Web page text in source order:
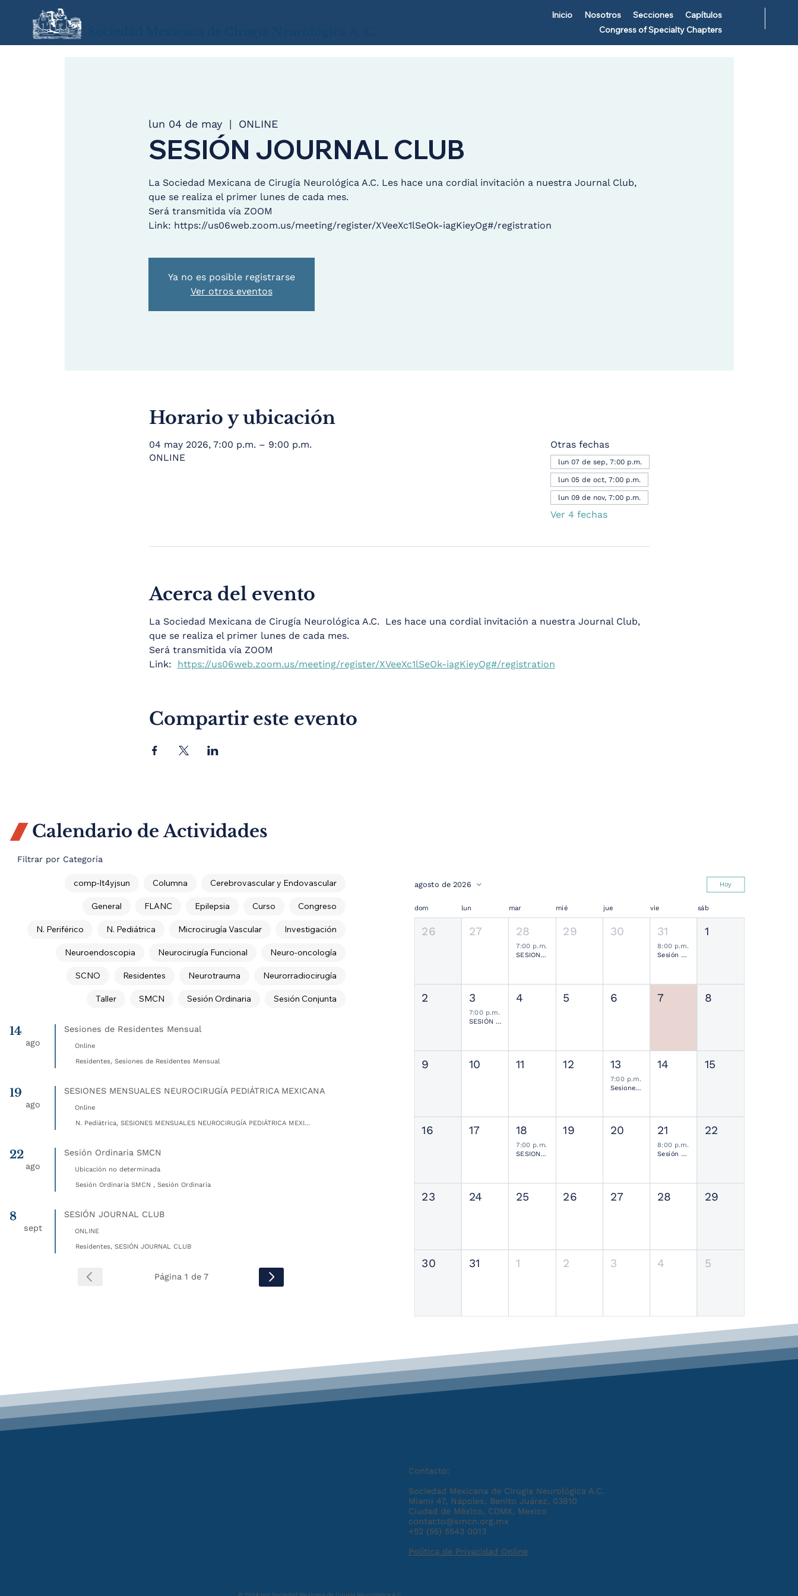
Inicio Nosotros Secciones
Capítulos
Congress of Specialty Chapters
agosto de 2026 Hoy
dom lun mar mié jue vie sáb
26 27 28
7:00 p.m.
SESIONES MENSUALES NEUROCIRUGÍA PEDIÁTRICA MEXICANA
29 30 31
8:00 p.m.
Sesión Ordinaria SMCN
1
2 3
7:00 p.m.
SESIÓN JOURNAL CLUB
4 5 6 7 8
9 10 11 12 13
7:00 p.m.
Sesiones de Residentes Mensual
14 15
16 17 18
7:00 p.m.
SESIONES MENSUALES NEUROCIRUGÍA PEDIÁTRICA MEXICANA
19 20 21
8:00 p.m.
Sesión Ordinaria SMCN
22
23 24 25 26 27 28 29
30 31 1 2 3 4 5
Filtrar por Categoría
Cerebrovascular y Endovascular
Columna
comp-lt4yjsun
Congreso
Curso
Epilepsia
FLANC
General
Investigación
Microcirugía Vascular
N. Pediátrica
N. Periférico
Neuro-oncología
Neurocirugía Funcional
Neuroendoscopia
Neurorradiocirugía
Neurotrauma
Residentes
SCNO
Sesión Conjunta
Sesión Ordinaria
SMCN
Taller
14
ago
Sesiones de Residentes Mensual
Online
Residentes, Sesiones de Residentes Mensual
19
ago
SESIONES MENSUALES NEUROCIRUGÍA PEDIÁTRICA MEXICANA
Online
N. Pediátrica, SESIONES MENSUALES NEUROCIRUGÍA PEDIÁTRICA MEXI...
22
ago
Sesión Ordinaria SMCN
Ubicación no determinada
Sesión Ordinaria SMCN , Sesión Ordinaria
8
sept
SESIÓN JOURNAL CLUB
ONLINE
Residentes, SESIÓN JOURNAL CLUB
Página 1 de 7
 Calendario de Actividades
lun 04 de may
  |
ONLINE
SESIÓN JOURNAL CLUB
La Sociedad Mexicana de Cirugía Neurológica A.C. Les hace una cordial invitación a nuestra Journal Club,
que se realiza el primer lunes de cada mes.
Será transmitida vía ZOOM
Link: https://us06web.zoom.us/meeting/register/XVeeXc1lSeOk-iagKieyOg#/registration
Ya no es posible registrarse
Ver otros eventos
Horario y ubicación
04 may 2026, 7:00 p.m. – 9:00 p.m.
ONLINE
Otras fechas
lun 07 de sep, 7:00 p.m.
lun 05 de oct, 7:00 p.m.
lun 09 de nov, 7:00 p.m.
Ver 4 fechas
Acerca del evento
La Sociedad Mexicana de Cirugía Neurológica A.C.  Les hace una cordial invitación a nuestra Journal Club,
que se realiza el primer lunes de cada mes.
Será transmitida vía ZOOM
Link: https://us06web.zoom.us/meeting/register/XVeeXc1lSeOk-iagKieyOg#/registration
Compartir este evento
© 2024 por Sociedad Mexicana de Cirugía Neurológica A.C.
Contacto:
Sociedad Mexicana de Cirugía Neurológica A.C.
Miami 47, Nápoles, Benito Juárez, 03810
Ciudad de México, CDMX, Mexico
contacto@smcn.org.mx
+52 (55) 5543 0013
Política de Privacidad Online